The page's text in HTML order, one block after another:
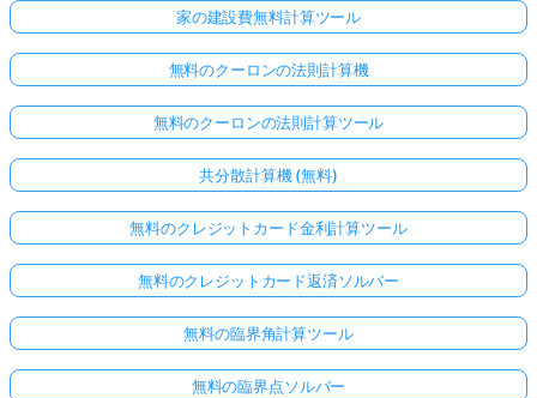
家の建設費無料計算ツール
無料のクーロンの法則計算機
無料のクーロンの法則計算ツール
共分散計算機 (無料)
無料のクレジットカード金利計算ツール
無料のクレジットカード返済ソルバー
無料の臨界角計算ツール
無料の臨界点ソルバー